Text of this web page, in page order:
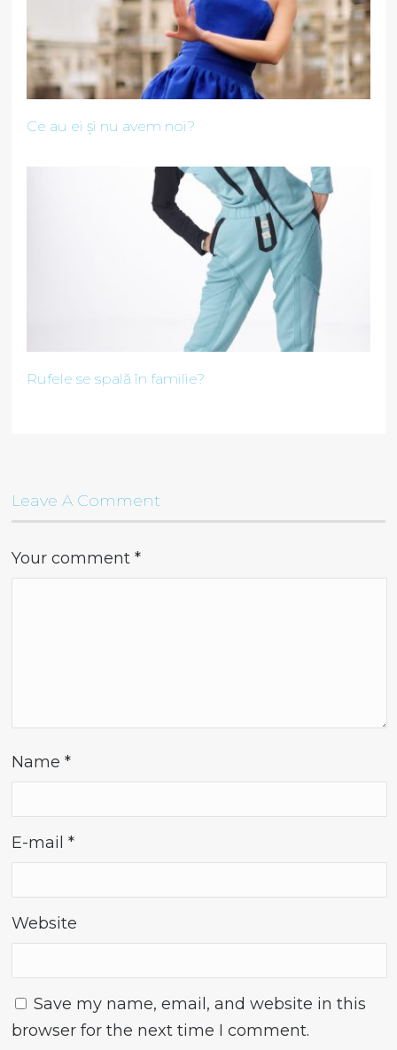
Ce au ei și nu avem noi?
Rufele se spală în familie?
Leave A Comment
Your comment*
Name*
E-mail*
Website
Save my name, email, and website in this
browser for the next time I comment.